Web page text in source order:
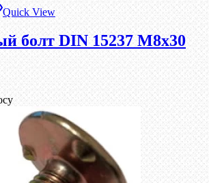
Quick View
болт DIN 15237 М8х30